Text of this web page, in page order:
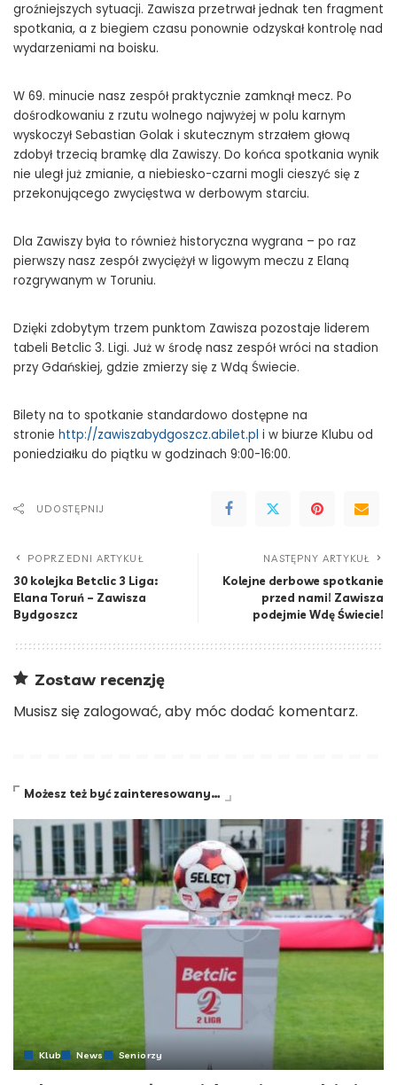
groźniejszych sytuacji. Zawisza przetrwał jednak ten fragment
spotkania, a z biegiem czasu ponownie odzyskał kontrolę nad
wydarzeniami na boisku.
W 69. minucie nasz zespół praktycznie zamknął mecz. Po
dośrodkowaniu z rzutu wolnego najwyżej w polu karnym
wyskoczył Sebastian Golak i skutecznym strzałem głową
zdobył trzecią bramkę dla Zawiszy. Do końca spotkania wynik
nie uległ już zmianie, a niebiesko-czarni mogli cieszyć się z
przekonującego zwycięstwa w derbowym starciu.
Dla Zawiszy była to również historyczna wygrana – po raz
pierwszy nasz zespół zwyciężył w ligowym meczu z Elaną
rozgrywanym w Toruniu.
Dzięki zdobytym trzem punktom Zawisza pozostaje liderem
tabeli Betclic 3. Ligi. Już w środę nasz zespół wróci na stadion
przy Gdańskiej, gdzie zmierzy się z Wdą Świecie.
Bilety na to spotkanie standardowo dostępne na
stronie http://zawiszabydgoszcz.abilet.pl i w biurze Klubu od
poniedziałku do piątku w godzinach 9:00-16:00.
UDOSTĘPNIJ
POPRZEDNI ARTYKUŁ
30 kolejka Betclic 3 Liga:
Elana Toruń – Zawisza
Bydgoszcz
NASTĘPNY ARTYKUŁ
Kolejne derbowe spotkanie
przed nami! Zawisza
podejmie Wdę Świecie!
Zostaw recenzję
Musisz się zalogować, aby móc dodać komentarz.
Możesz też być zainteresowany…
Klub News Seniorzy